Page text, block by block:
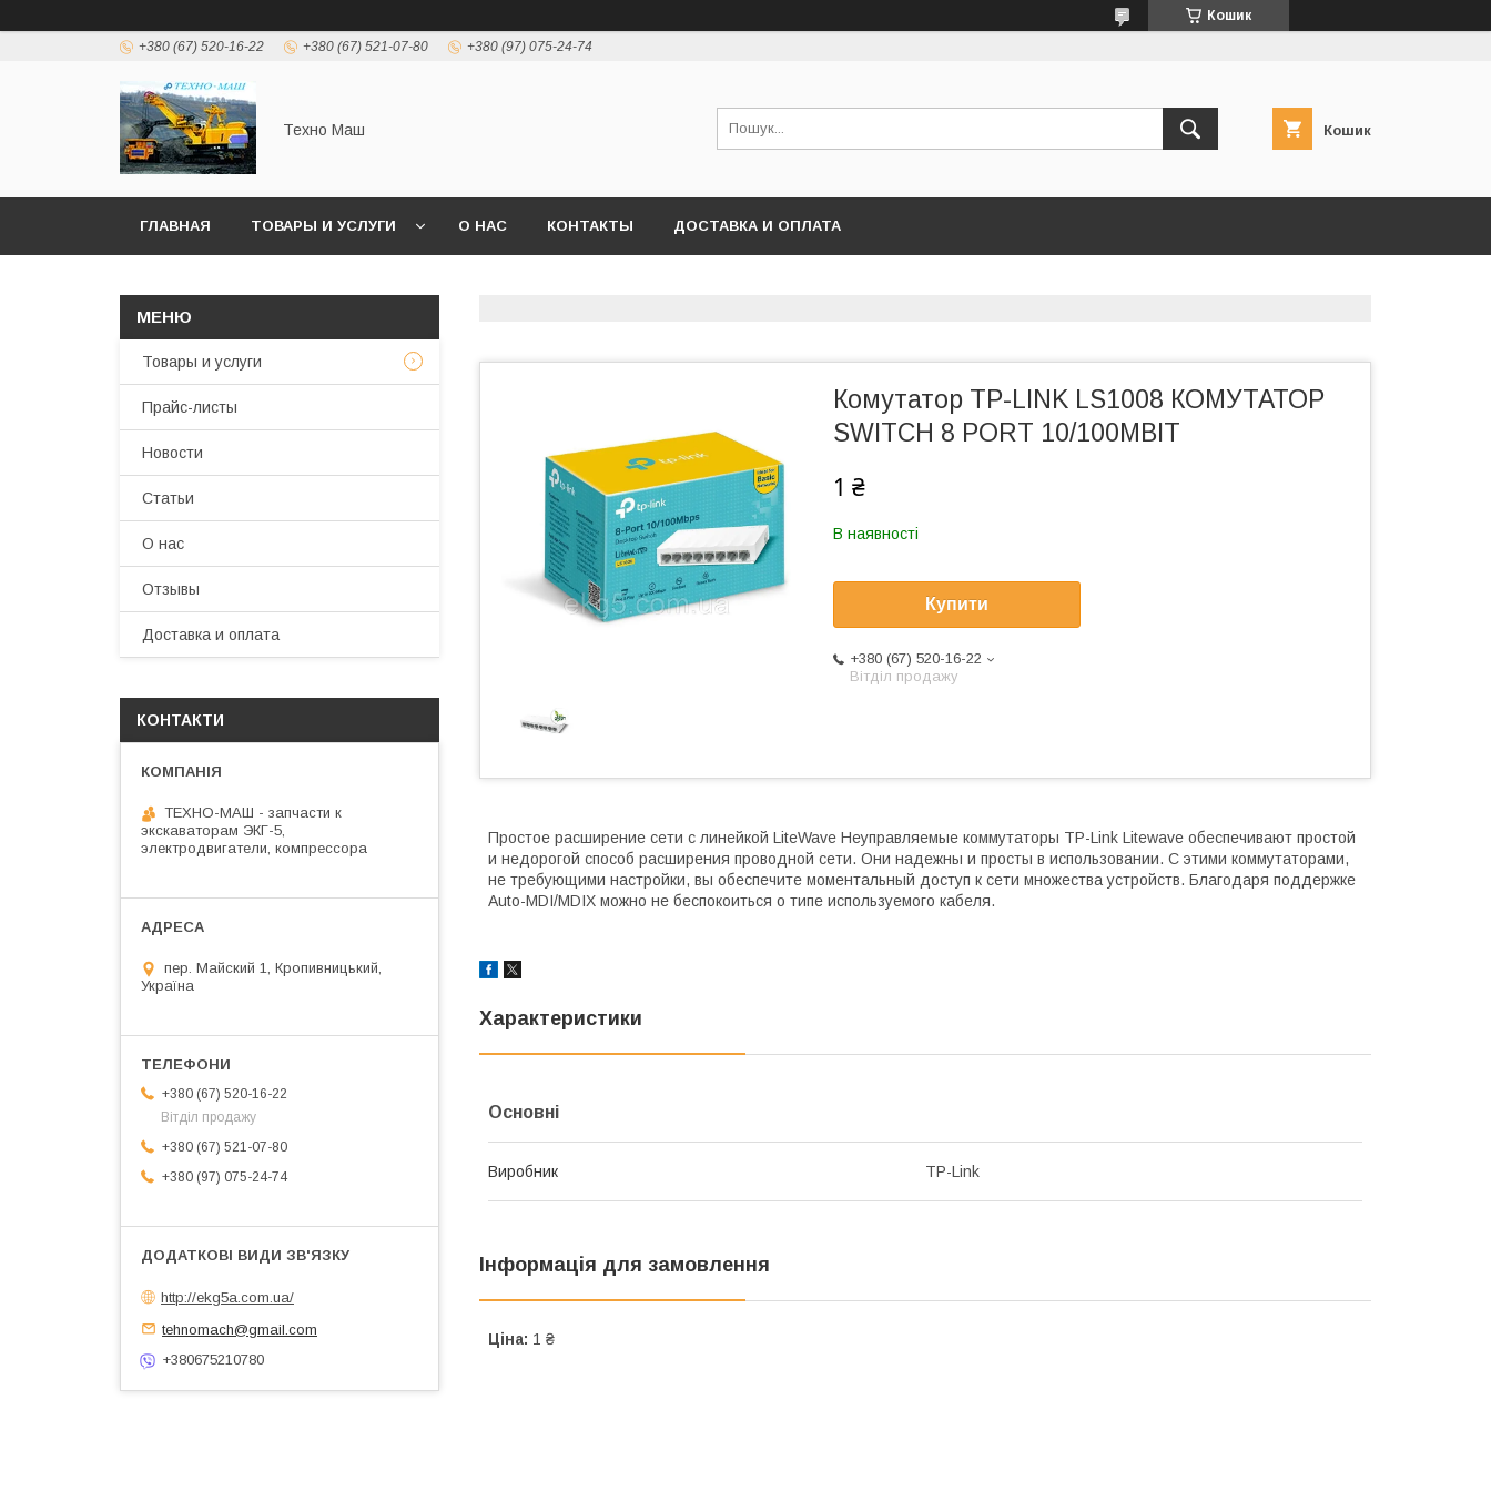
Кошик
+380 (67) 520-16-22 +380 (67) 521-07-80 +380 (97) 075-24-74
Техно Маш Кошик
ГЛАВНАЯ ТОВАРЫ И УСЛУГИ О НАС КОНТАКТЫ ДОСТАВКА И ОПЛАТА
Комутатор TP-LINK LS1008 КОМУТАТОР
SWITCH 8 PORT 10/100MBIT
1 ₴
В наявності
Купити
+380 (67) 520-16-22
Вітділ продажу
Простое расширение сети с линейкой LiteWave Неуправляемые коммутаторы TP-Link Litewave обеспечивают простой
и недорогой способ расширения проводной сети. Они надежны и просты в использовании. С этими коммутаторами,
не требующими настройки, вы обеспечите моментальный доступ к сети множества устройств. Благодаря поддержке
Auto-MDI/MDIX можно не беспокоиться о типе используемого кабеля.
Характеристики
Основні
Виробник TP-Link
Інформація для замовлення
Ціна: 1 ₴
Товары и услуги
Прайс-листы
Новости
Статьи
О нас
Отзывы
Доставка и оплата
КОНТАКТИ
ТЕХНО-МАШ - запчасти к
экскаваторам ЭКГ-5,
электродвигатели, компрессора
пер. Майский 1, Кропивницький,
Україна
+380 (67) 520-16-22
Вітділ продажу
+380 (67) 521-07-80
+380 (97) 075-24-74
http://ekg5a.com.ua/
tehnomach@gmail.com
+380675210780